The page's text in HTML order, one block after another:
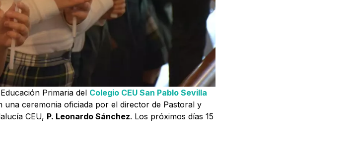
Primaria del Colegio CEU San Pablo Sevilla
una ceremonia oficiada por el director de Pastoral y
CEU, P. Leonardo Sánchez. Los próximos días 15